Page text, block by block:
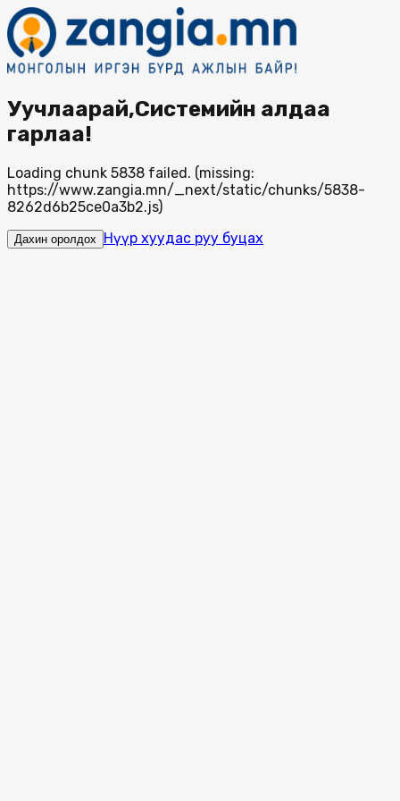
Уучлаарай,Системийн алдаа
гарлаа!
Loading chunk 5838 failed. (missing:
https://www.zangia.mn/_next/static/chunks/5838-
8262d6b25ce0a3b2.js)
Дахин оролдох Нүүр хуудас руу буцах